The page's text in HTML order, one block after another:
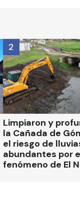
Limpiaron y
la Cañada de
el riesgo de
abundantes por
fenómeno de El
2